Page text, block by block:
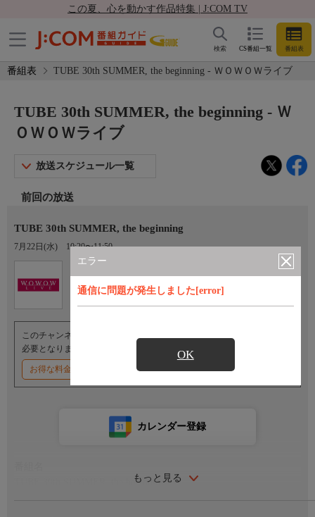
この夏、心を動かす作品特集 | J:COM TV
CS番組一覧 番組表
検索
番組表 TUBE 30th SUMMER, the beginning - ＷＯＷＯＷライブ
エラー
通信に問題が発生しました[error]
OK
TUBE 30th SUMMER, the beginning - Ｗ
ＯＷＯＷライブ
放送スケジュール一覧
前回の放送
TUBE 30th SUMMER, the beginning
7月22日(水) 10:20〜11:50
このチャンネルのご視聴には、オプションチャンネル(有料)のご契約が
必要となります。
お得な料金割引キャンペーン実施中
もっと見る
カレンダー登録
TUBE 30th SUMMER, the beginning